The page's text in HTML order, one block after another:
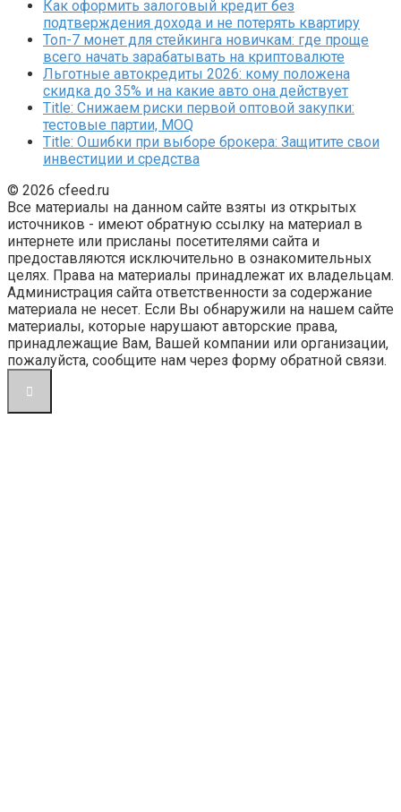
Как оформить залоговый кредит без
подтверждения дохода и не потерять квартиру
Топ-7 монет для стейкинга новичкам: где проще
всего начать зарабатывать на криптовалюте
Льготные автокредиты 2026: кому положена
скидка до 35% и на какие авто она действует
Title: Снижаем риски первой оптовой закупки:
тестовые партии, MOQ
Title: Ошибки при выборе брокера: Защитите свои
инвестиции и средства
© 2026 cfeed.ru
Все материалы на данном сайте взяты из открытых
источников - имеют обратную ссылку на материал в
интернете или присланы посетителями сайта и
предоставляются исключительно в ознакомительных
целях. Права на материалы принадлежат их владельцам.
Администрация сайта ответственности за содержание
материала не несет. Если Вы обнаружили на нашем сайте
материалы, которые нарушают авторские права,
принадлежащие Вам, Вашей компании или организации,
пожалуйста, сообщите нам через форму обратной связи.